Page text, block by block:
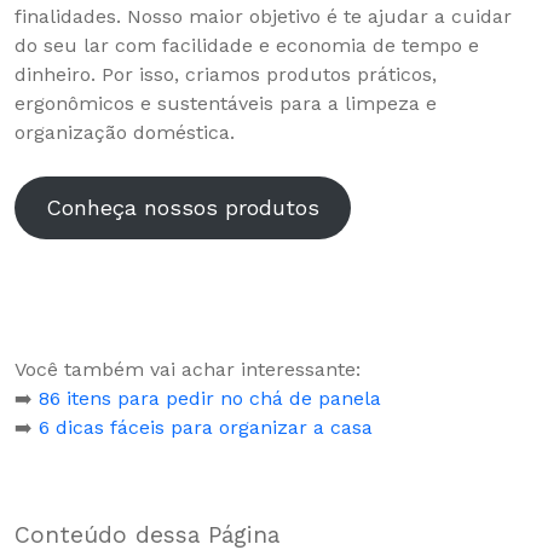
finalidades. Nosso maior objetivo é te ajudar a cuidar
do seu lar com facilidade e economia de tempo e
dinheiro. Por isso, criamos produtos práticos,
ergonômicos e sustentáveis para a limpeza e
organização doméstica.
Conheça nossos produtos
Você também vai achar interessante:
➡️ 86 itens para pedir no chá de panela
➡️ 6 dicas fáceis para organizar a casa
Conteúdo dessa Página